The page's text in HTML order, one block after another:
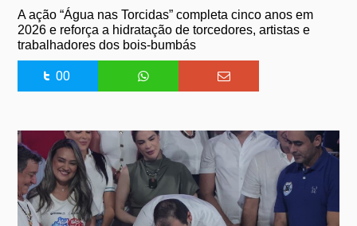
A ação “Água nas Torcidas” completa cinco anos em
2026 e reforça a hidratação de torcedores, artistas e
trabalhadores dos bois-bumbás
00